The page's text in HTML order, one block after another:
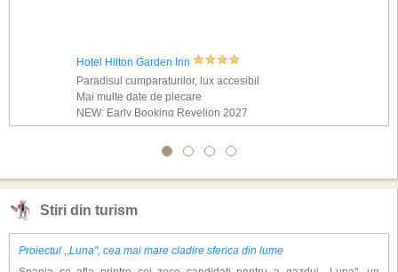
Hotel Hilton Garden Inn
Paradisul cumparaturilor, lux accesibil
Mai multe date de plecare
NEW: Early Booking Revelion 2027
Stiri din turism
Proiectul ,,Luna'', cea mai mare cladire sferica din lume